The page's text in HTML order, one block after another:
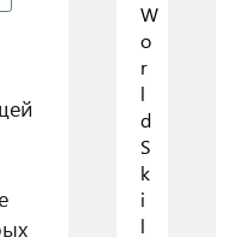
W
o
r
l
d
S
k
i
l